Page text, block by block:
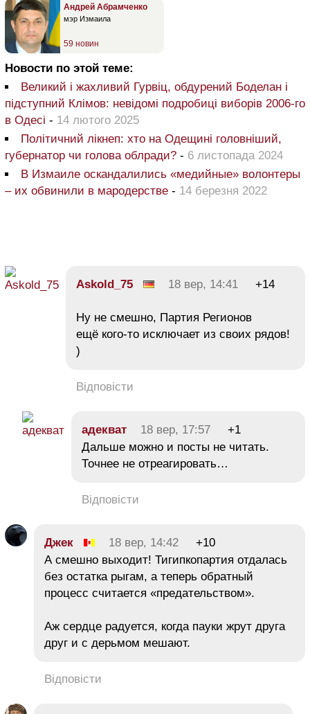
Андрей Абрамченко
мэр Измаила
59 новин
Новости по этой теме:
Великий і жахливий Гурвіц, обдурений Боделан і
підступний Клімов: невідомі подробиці виборів 2006-го
в Одесі - 14 лютого 2025
Політичний лікнеп: хто на Одещині головніший,
губернатор чи голова облради? - 6 листопада 2024
В Измаиле оскандалились «медийные» волонтеры
– их обвинили в мародерстве - 14 березня 2022
Askold_75 18 вер, 14:41 +14
Ну не смешно, Партия Регионов
ещё кого-то исключает из своих рядов!
)
Відповісти
адекват 18 вер, 17:57
+1
Дальше можно и посты не читать.
Точнее не отреагировать…
Відповісти
Джек 18 вер, 14:42
+10
А смешно выходит! Тигипкопартия отдалась
без остатка рыгам, а теперь обратный
процесс считается «предательством».
Аж сердце радуется, когда пауки жрут друга
друг и с дерьмом мешают.
Відповісти